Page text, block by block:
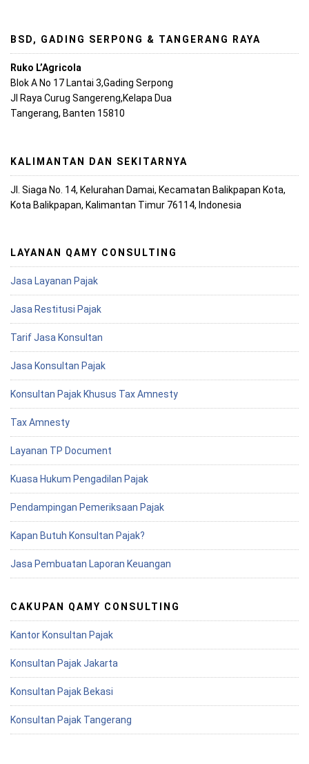
BSD, GADING SERPONG & TANGERANG RAYA
Ruko L’Agricola
Blok A No 17 Lantai 3,Gading Serpong
Jl Raya Curug Sangereng,Kelapa Dua
Tangerang, Banten 15810
KALIMANTAN DAN SEKITARNYA
Jl. Siaga No. 14, Kelurahan Damai, Kecamatan Balikpapan Kota,
Kota Balikpapan, Kalimantan Timur 76114, Indonesia
LAYANAN QAMY CONSULTING
Jasa Layanan Pajak
Jasa Restitusi Pajak
Tarif Jasa Konsultan
Jasa Konsultan Pajak
Konsultan Pajak Khusus Tax Amnesty
Tax Amnesty
Layanan TP Document
Kuasa Hukum Pengadilan Pajak
Pendampingan Pemeriksaan Pajak
Kapan Butuh Konsultan Pajak?
Jasa Pembuatan Laporan Keuangan
CAKUPAN QAMY CONSULTING
Kantor Konsultan Pajak
Konsultan Pajak Jakarta
Konsultan Pajak Bekasi
Konsultan Pajak Tangerang